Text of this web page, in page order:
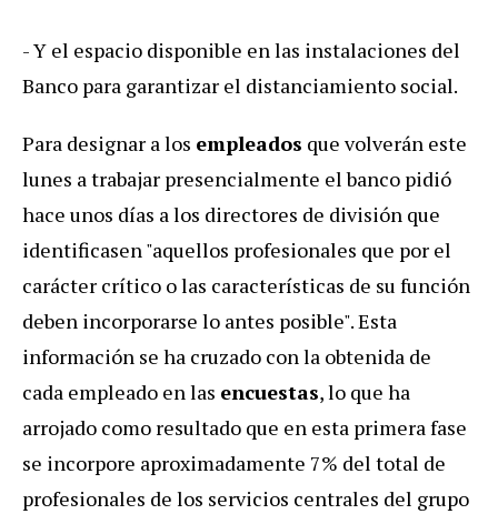
- Y el espacio disponible en las instalaciones del
Banco para garantizar el distanciamiento social.
Para designar a los empleados que volverán este
lunes a trabajar presencialmente el banco pidió
hace unos días a los directores de división que
identificasen "aquellos profesionales que por el
carácter crítico o las características de su función
deben incorporarse lo antes posible". Esta
información se ha cruzado con la obtenida de
cada empleado en las encuestas, lo que ha
arrojado como resultado que en esta primera fase
se incorpore aproximadamente 7% del total de
profesionales de los servicios centrales del grupo